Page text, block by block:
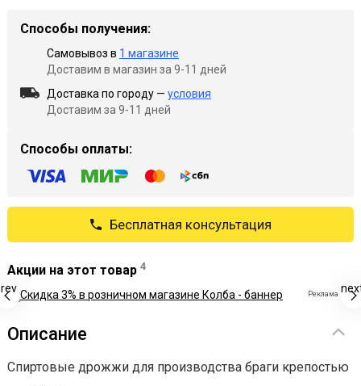
Способы получения:
Самовывоз в 1 магазине
Доставим в магазин за 9-11 дней
Доставка по городу — условия
Доставим за 9-11 дней
Способы оплаты:
Бесплатная консультация
Акции на этот товар 4
Описание
Спиртовые дрожжи для производства браги крепостью